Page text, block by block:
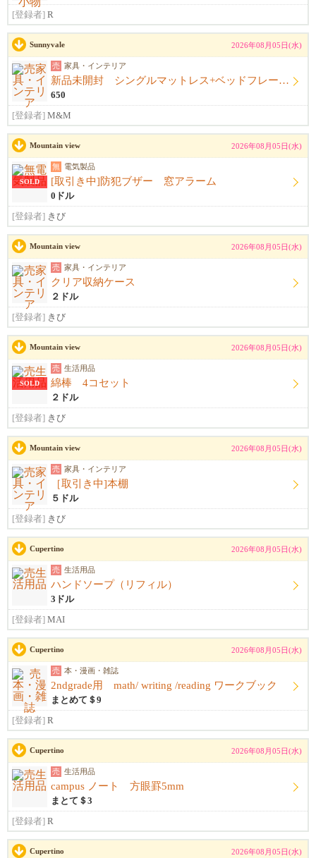
[登録者] R
Sunnyvale 2026年08月05日(水)
売 家具・インテリア
新品未開封 シングルマットレス+ベッドフレーム+シーツ
650
[登録者] M&M
Mountain view 2026年08月05日(水)
SOLD
無 電気製品
[取引き中]防犯ブザー 窓アラーム
0ドル
[登録者] きび
Mountain view 2026年08月05日(水)
売 家具・インテリア
クリア収納ケース
２ドル
[登録者] きび
Mountain view 2026年08月05日(水)
SOLD
売 生活用品
綿棒 4コセット
２ドル
[登録者] きび
Mountain view 2026年08月05日(水)
売 家具・インテリア
［取引き中]本棚
５ドル
[登録者] きび
Cupertino 2026年08月05日(水)
売 生活用品
ハンドソープ（リフィル）
3ドル
[登録者] MAI
Cupertino 2026年08月05日(水)
売 本・漫画・雑誌
2ndgrade用 math/ writing /reading ワークブック
まとめて＄9
[登録者] R
Cupertino 2026年08月05日(水)
売 生活用品
campus ノート 方眼罫5mm
まとて＄3
[登録者] R
Cupertino 2026年08月05日(水)